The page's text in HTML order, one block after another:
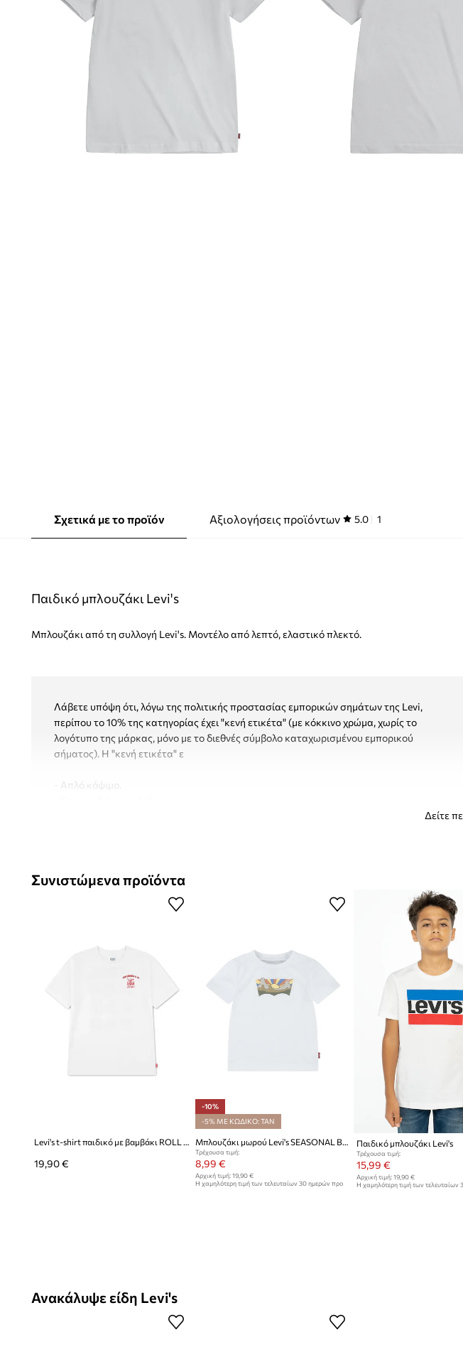
Σχετικά με το προϊόν Αξιολογήσεις προϊόντων 5.0 1
Παιδικό μπλουζάκι Levi's
Μπλουζάκι από τη συλλογή Levi's. Μοντέλο από λεπτό, ελαστικό πλεκτό.
Λάβετε υπόψη ότι, λόγω της πολιτικής προστασίας εμπορικών σημάτων της Levi,
περίπου το 10% της κατηγορίας έχει "κενή ετικέτα" (με κόκκινο χρώμα, χωρίς το
λογότυπο της μάρκας, μόνο με το διεθνές σύμβολο καταχωρισμένου εμπορικού
σήματος). Η "κενή ετικέτα" ε
- Απλό κόψιμο.
Δείτε
Συνιστώμενα προϊόντα
Levi's t-shirt παιδικό με βαμβάκι ROLL MODE TEE
19,90 €
-10%
-5% ΜΕ ΚΩΔΙΚΟ: TAN
Μπλουζάκι μωρού Levi's SEASONAL BATWING TEE
Τρέχουσα τιμή:
8,99 €
Αρχική τιμή:19,90 €
Η χαμηλότερη τιμή των τελευταίων 30 ημερών προ
Παιδικό μπλουζάκι Levi's
Τρέχουσα τιμή:
15,99 €
Αρχική τιμή: 19,90 €
Η χαμηλότερη τιμή των τελευταίων
Ανακάλυψε είδη Levi's